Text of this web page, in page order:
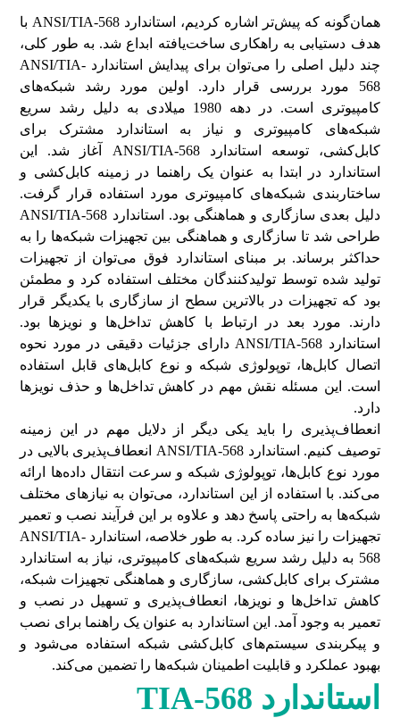
همان‌گونه که پیش‌تر اشاره کردیم، استاندارد ANSI/TIA-568 با
هدف دستیابی به راهکاری ساخت‌یافته ابداع شد. به طور کلی،
چند دلیل اصلی را می‌توان برای پیدایش استاندارد ANSI/TIA-
568 مورد بررسی قرار دارد. اولین مورد رشد شبکه‌های
کامپیوتری است. در دهه 1980 میلادی به دلیل رشد سریع
شبکه‌های کامپیوتری و نیاز به استاندارد مشترک برای
کابل‌کشی، توسعه استاندارد ANSI/TIA-568 آغاز شد. این
استاندارد در ابتدا به عنوان یک راهنما در زمینه کابل‌کشی و
ساختاربندی شبکه‌های کامپیوتری مورد استفاده قرار گرفت.
دلیل بعدی سازگاری و هماهنگی بود. استاندارد ANSI/TIA-568
طراحی شد تا سازگاری و هماهنگی بین تجهیزات شبکه‌ها را به
حداکثر برساند. بر مبنای استاندارد فوق می‌توان از تجهیزات
تولید شده توسط تولیدکنندگان مختلف استفاده کرد و مطمئن
بود که تجهیزات در بالاترین سطح از سازگاری با یکدیگر قرار
دارند. مورد بعد در ارتباط با کاهش تداخل‌ها و نویزها بود.
استاندارد ANSI/TIA-568 دارای جزئیات دقیقی در مورد نحوه
اتصال کابل‌ها، توپولوژی شبکه و نوع کابل‌های قابل استفاده
است. این مسئله نقش مهم در کاهش تداخل‌ها و حذف نویزها
دارد.
انعطاف‌پذیری را باید یکی دیگر از دلایل مهم در این زمینه
توصیف کنیم. استاندارد ANSI/TIA-568 انعطاف‌پذیری بالایی در
مورد نوع کابل‌ها، توپولوژی شبکه و سرعت‌ انتقال داده‌ها ارائه
می‌کند. با استفاده از این استاندارد، می‌توان به نیازهای مختلف
شبکه‌ها به راحتی پاسخ دهد و علاوه بر این فرآیند نصب و تعمیر
تجهیزات را نیز ساده کرد. به طور خلاصه، استاندارد ANSI/TIA-
568 به دلیل رشد سریع شبکه‌های کامپیوتری، نیاز به استاندارد
مشترک برای کابل‌کشی، سازگاری و هماهنگی تجهیزات شبکه،
کاهش تداخل‌ها و نویزها، انعطاف‌پذیری و تسهیل در نصب و
تعمیر به وجود آمد. این استاندارد به عنوان یک راهنما برای نصب
و پیکربندی سیستم‌های کابل‌کشی شبکه استفاده می‌شود و
بهبود عملکرد و قابلیت اطمینان شبکه‌ها را تضمین می‌کند.
استاندارد TIA-568